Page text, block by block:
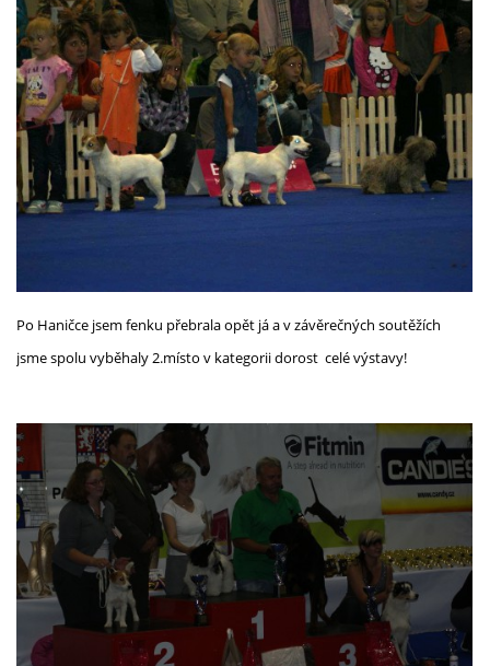
Po Haničce jsem fenku přebrala opět já a v závěrečných soutěžích
jsme spolu vyběhaly 2.místo v kategorii dorost celé výstavy!